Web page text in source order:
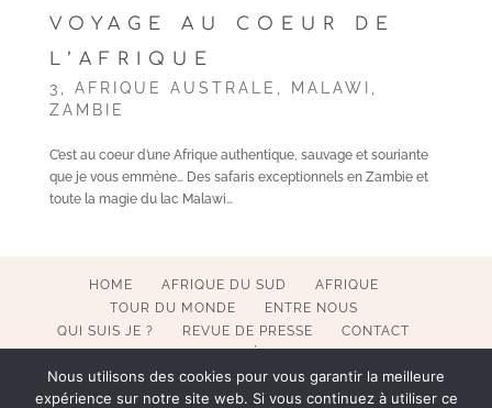
VOYAGE AU COEUR DE
L’AFRIQUE
3 AFRIQUE AUSTRALE MALAWI
ZAMBIE
C’est au coeur d’une Afrique authentique, sauvage et souriante
que je vous emmène… Des safaris exceptionnels en Zambie et
toute la magie du lac Malawi…
HOME AFRIQUE DU SUD
AFRIQUE
TOUR DU MONDE
ENTRE NOUS
QUI SUIS JE ?
REVUE DE PRESSE
CONTACT
Nous utilisons des cookies pour vous garantir la meilleure
expérience sur notre site web. Si vous continuez à utiliser ce